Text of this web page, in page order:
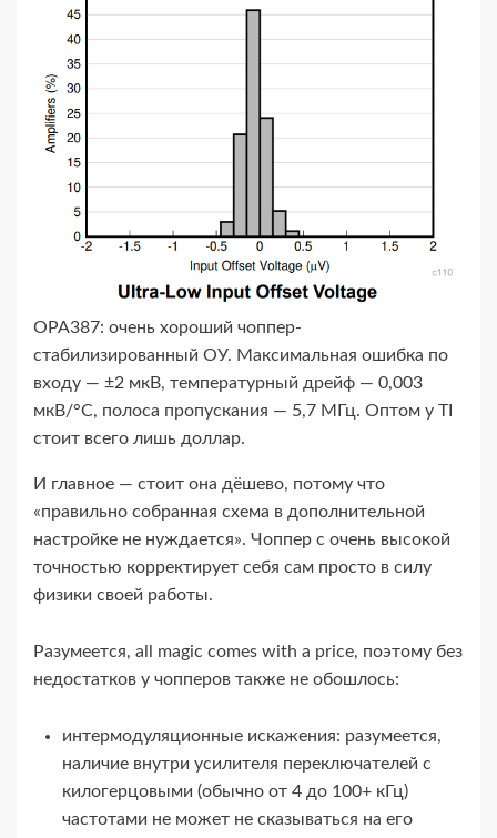
OPA387: очень хороший чоппер-​
стабилизированный ОУ. Максимальная ошибка по
входу — ±2 мкВ, температурный дрейф — 0,003
мкВ/°С, полоса пропускания — 5,7 МГц. Оптом у TI
стоит всего лишь доллар.
И главное — стоит она дёшево, потому что
«правильно собранная схема в дополнительной
настройке не нуждается». Чоппер с очень высокой
точностью корректирует себя сам просто в силу
физики своей работы.
Разумеется, all magic comes with a price, поэтому без
недостатков у чопперов также не обошлось:
интермодуляционные искажения: разумеется,
наличие внутри усилителя переключателей с
килогерцовыми (обычно от 4 до 100+ кГц)
частотами не может не сказываться на его